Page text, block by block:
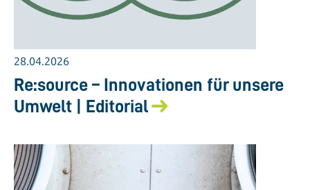
28.04.2026
Re:source – Innovationen für unsere
Umwelt | Editorial